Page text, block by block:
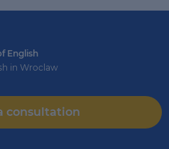
English
in Wroclaw
consultation